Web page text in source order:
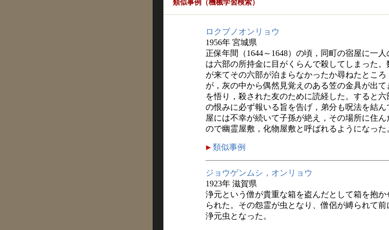
類似事例（機械学習検索）
ロクブノオンリョウ
1956年 宮城県
正保年間（1644～1648）の頃，同町の宿屋に一
は六部の所持金に目がくらんで殺してしまった
が来てその六部が泊まらなかったか尋ねたとこ
が，灰の中から偶然見覚えのある笠の金具が出
を悟り，殺された友のために読経した。すると
の恨みに必ず報いる旨を告げ，弟分も呪法を結
屋には不幸が続いて子孫が絶え，その場所に住
ので幽霊屋敷，化物屋敷と呼ばれるようになった
類似事例
ジョウゲンムシ，オンリョウ
1923年 滋賀県
浄元という僧が貴重な箱を盗んだとして箱を抱
られた。その怨霊が虫となり、僧侶が縛られて
浄元虫となった。